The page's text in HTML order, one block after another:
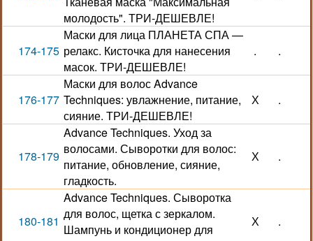
молодость". ТРИ-ДЕШЕВЛЕ!
174-175
Маски для лица ПЛАНЕТА СПА —
релакс. Кисточка для нанесения
масок. ТРИ-ДЕШЕВЛЕ!
. .
176-177
Маски для волос Advance
Techniques: увлажнение, питание,
сияние. ТРИ-ДЕШЕВЛЕ!
Х .
178-179
Advance Techniques. Уход за
волосами. Сыворотки для волос:
питание, обновление, сияние,
гладкость.
Х .
180-181
Advance Techniques. Сыворотка
для волос, щетка с зеркалом.
Шампунь и кондиционер для
Х .